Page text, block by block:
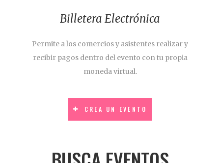
Billetera Electrónica
Permite a los comercios y asistentes realizar y
recibir pagos dentro del evento con tu propia
moneda virtual.
CREA UN EVENTO